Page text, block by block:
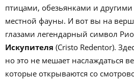
птицами, обезьянками и
местной фауны. И вот вы на
глазами легендарный символ
Искупителя (Cristo Redentor).
но это не мешает наслаждаться
которые открываются со